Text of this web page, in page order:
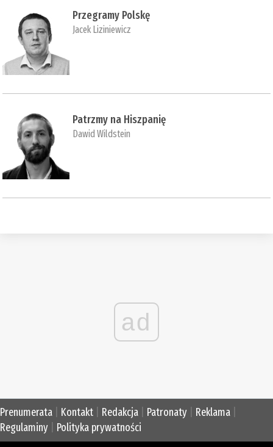
Przegramy Polskę
Jacek Liziniewicz
Patrzmy na Hiszpanię
Dawid Wildstein
ad
Prenumerata Kontakt Redakcja Patronaty Reklama
Regulaminy
Polityka prywatności